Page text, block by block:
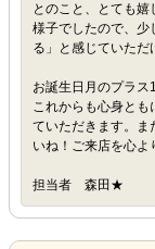
とのこと、とても
様子でしたので、少
る」と感じていただ
お誕生日月のプラ
これからも心身と
ていただきます。ま
いね！ご来店を心
担当者 森田★